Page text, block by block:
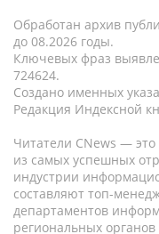
Обработан архив
до 08.2026 годы.
Ключевых фраз
724624.
Создано именных
Редакция Индексной
Читатели CNews —
из самых успешных
индустрии
составляют топ-
департаментов
региональных органов